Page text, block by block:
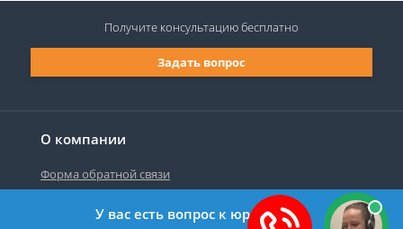
О компании
Форма обратной связи
Задать вопрос
Получите консультациюбесплатно
У вас есть вопрос к юристу?